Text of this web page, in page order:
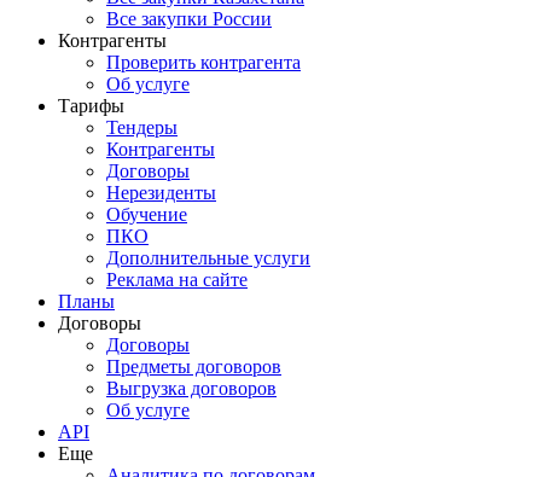
Все закупки России
Контрагенты
Проверить контрагента
Об услуге
Тарифы
Тендеры
Контрагенты
Договоры
Нерезиденты
Обучение
ПКО
Дополнительные услуги
Реклама на сайте
Планы
Договоры
Договоры
Предметы договоров
Выгрузка договоров
Об услуге
API
Еще